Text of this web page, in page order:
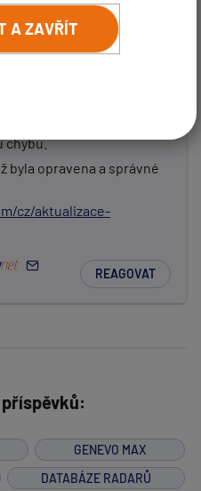
A ZAVŘÍT
při odpovědi)
REAGOVAT
chybu.
byla opravena a správné
cz/aktualizace-
REAGOVAT
GENEVO MAX
DATABÁZE RADARŮ